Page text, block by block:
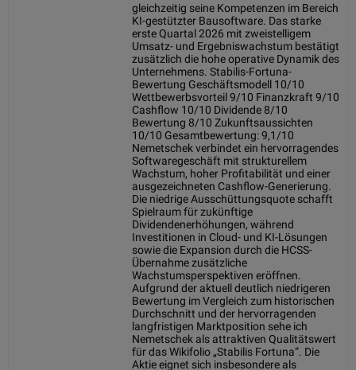
gleichzeitig seine Kompetenzen im Bereich
KI-gestützter Bausoftware. Das starke
erste Quartal 2026 mit zweistelligem
Umsatz- und Ergebniswachstum bestätigt
zusätzlich die hohe operative Dynamik des
Unternehmens. Stabilis-Fortuna-
Bewertung Geschäftsmodell 10/10
Wettbewerbsvorteil 9/10 Finanzkraft 9/10
Cashflow 10/10 Dividende 8/10
Bewertung 8/10 Zukunftsaussichten
10/10 Gesamtbewertung: 9,1/10
Nemetschek verbindet ein hervorragendes
Softwaregeschäft mit strukturellem
Wachstum, hoher Profitabilität und einer
ausgezeichneten Cashflow-Generierung.
Die niedrige Ausschüttungsquote schafft
Spielraum für zukünftige
Dividendenerhöhungen, während
Investitionen in Cloud- und KI-Lösungen
sowie die Expansion durch die HCSS-
Übernahme zusätzliche
Wachstumsperspektiven eröffnen.
Aufgrund der aktuell deutlich niedrigeren
Bewertung im Vergleich zum historischen
Durchschnitt und der hervorragenden
langfristigen Marktposition sehe ich
Nemetschek als attraktiven Qualitätswert
für das Wikifolio „Stabilis Fortuna“. Die
Aktie eignet sich insbesondere als